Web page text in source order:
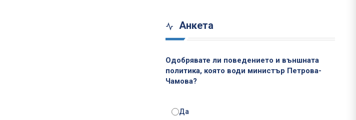
Анкета
Одобрявате ли поведението и външната
политика, която води министър Петрова-
Чамова?
Да